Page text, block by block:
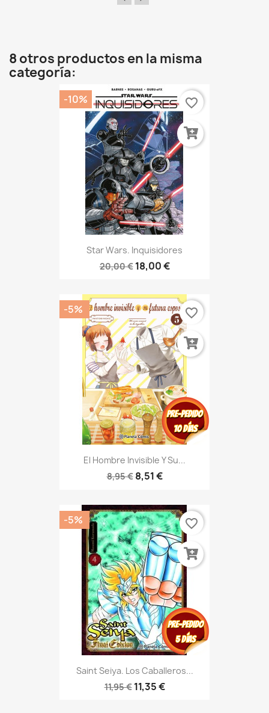
8 otros productos en la misma
categoría:
Star Wars. Inquisidores
20,00 € 18,00 €
-10% favorite_border
El Hombre Invisible Y Su...
8,95 € 8,51 €
-5% favorite_border
Saint Seiya. Los Caballeros...
11,95 € 11,35 €
-5% favorite_border